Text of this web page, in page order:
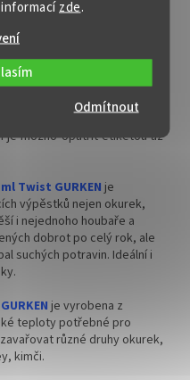
zde.
Odmítnout
objednejte
✅ Ideální na pečený čaj, krémy,
ořechová másla
✅ Paleta skladem a ihned k
čirá sklenice425 ml
je možno opatřit etiketou až
Twist GURKEN je
výpěstků nejen okurek,
i nejednoho houbaře a
dobrot po celý rok, ale
suchých potravin. Ideální i
je vyrobena z
teploty potřebné pro
různé druhy okurek,
kimči.